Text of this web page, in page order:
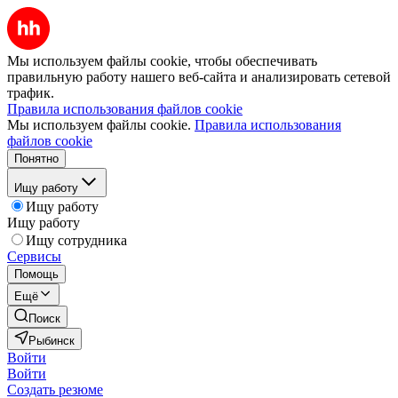
Мы используем файлы cookie, чтобы обеспечивать
правильную работу нашего веб-сайта и анализировать сетевой
трафик.
Правила использования файлов cookie
Мы используем файлы cookie. Правила использования
файлов cookie
Понятно
Ищу работу
Ищу работу
Ищу работу
Ищу сотрудника
Сервисы
Помощь
Ещё
Поиск
Рыбинск
Войти
Войти
Создать резюме